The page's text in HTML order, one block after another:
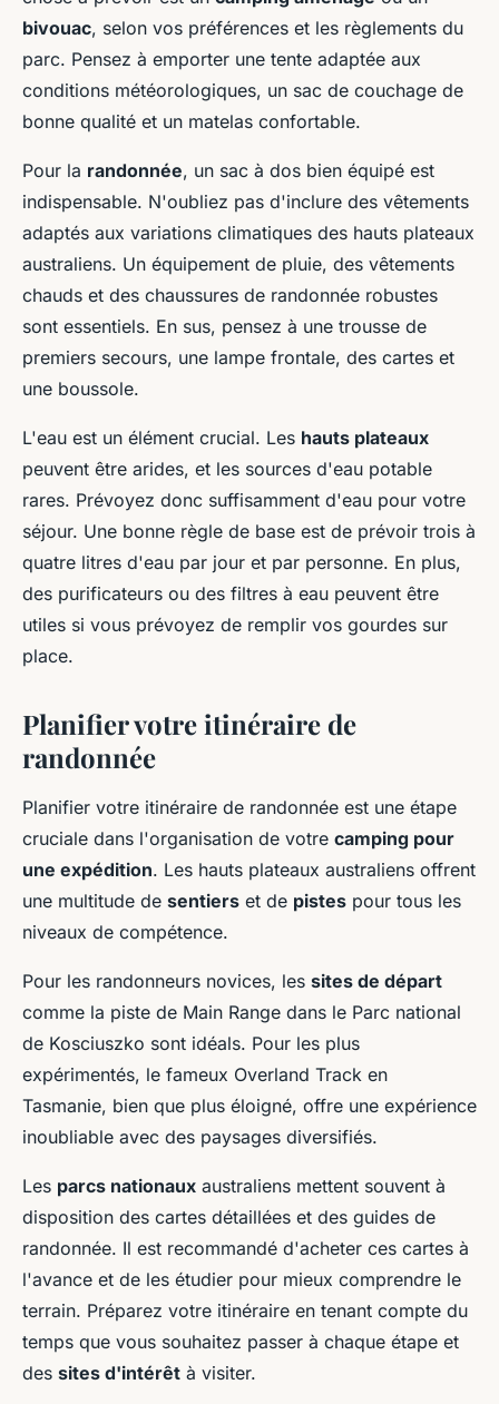
bivouac, selon vos préférences et les règlements du
parc. Pensez à emporter une tente adaptée aux
conditions météorologiques, un sac de couchage de
bonne qualité et un matelas confortable.
Pour la randonnée, un sac à dos bien équipé est
indispensable. N'oubliez pas d'inclure des vêtements
adaptés aux variations climatiques des hauts plateaux
australiens. Un équipement de pluie, des vêtements
chauds et des chaussures de randonnée robustes
sont essentiels. En sus, pensez à une trousse de
premiers secours, une lampe frontale, des cartes et
une boussole.
L'eau est un élément crucial. Les hauts plateaux
peuvent être arides, et les sources d'eau potable
rares. Prévoyez donc suffisamment d'eau pour votre
séjour. Une bonne règle de base est de prévoir trois à
quatre litres d'eau par jour et par personne. En plus,
des purificateurs ou des filtres à eau peuvent être
utiles si vous prévoyez de remplir vos gourdes sur
place.
Planifier votre itinéraire de
randonnée
Planifier votre itinéraire de randonnée est une étape
cruciale dans l'organisation de votre camping pour
une expédition. Les hauts plateaux australiens offrent
une multitude de sentiers et de pistes pour tous les
niveaux de compétence.
Pour les randonneurs novices, les sites de départ
comme la piste de Main Range dans le Parc national
de Kosciuszko sont idéals. Pour les plus
expérimentés, le fameux Overland Track en
Tasmanie, bien que plus éloigné, offre une expérience
inoubliable avec des paysages diversifiés.
Les parcs nationaux australiens mettent souvent à
disposition des cartes détaillées et des guides de
randonnée. Il est recommandé d'acheter ces cartes à
l'avance et de les étudier pour mieux comprendre le
terrain. Préparez votre itinéraire en tenant compte du
temps que vous souhaitez passer à chaque étape et
des sites d'intérêt à visiter.